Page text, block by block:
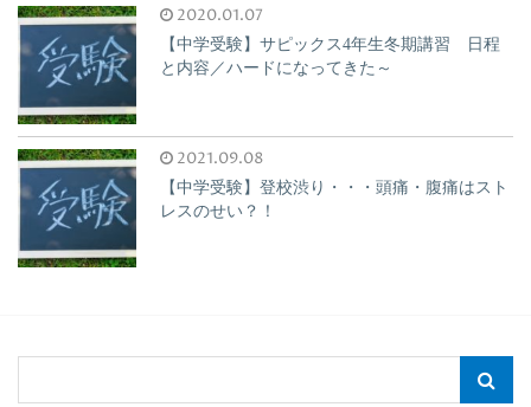
2020.01.07
【中学受験】サピックス4年生冬期講習 日程
と内容／ハードになってきた～
2021.09.08
【中学受験】登校渋り・・・頭痛・腹痛はスト
レスのせい？！